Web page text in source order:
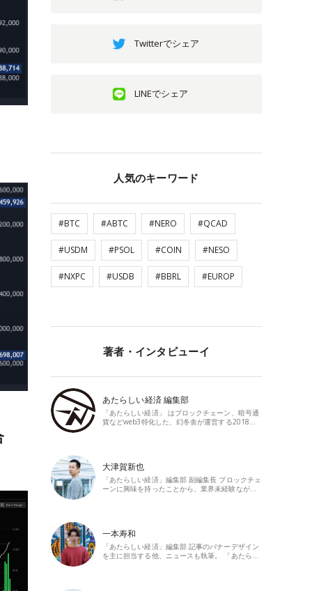
Twitterでシェア
LINEでシェア
人気のキーワード
#BTC #ABTC #NERO #QCAD
#USDM #PSOL #COIN #NESO
#NXPC #USDB #BBRL #EUROP
著者・インタビューイ
あたらしい経済 編集部
「あたらしい経済」 はブロックチェーン、暗号通
貨などweb3特化した、幻冬舎が運営する2018…
大津賀新也
「あたらしい経済」編集部 副編集長 ブロックチェ
ーンに興味を持ったことから、業界未経験なが…
一本寿和
「あたらしい経済」編集部 記事のバナーデザイン
を主に担当する他、ニュースも執筆。 「あたら…